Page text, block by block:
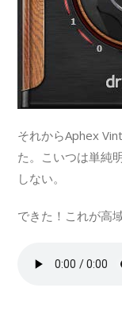
それからAphex
た。こいつは単純
しない。
できた！これが高